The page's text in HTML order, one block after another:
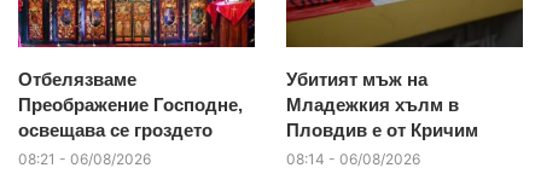
Отбелязваме
Преображение Господне,
освещава се гроздето
08:21 - 06/08/2026
Убитият мъж на
Младежкия хълм в
Пловдив е от Кричим
08:14 - 06/08/2026